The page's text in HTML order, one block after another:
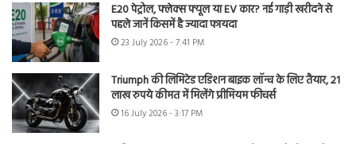
E20 पेट्रोल, फ्लेक्स फ्यूल या EV कार? नई गाड़ी खरीदने से
पहले जानें किसमें है ज्यादा फायदा
23 July 2026 - 7:41 PM
Triumph की लिमिटेड एडिशन बाइक लॉन्च के लिए तैयार, 21
लाख रुपये कीमत में मिलेंगे प्रीमियम फीचर्स
16 July 2026 - 3:17 PM